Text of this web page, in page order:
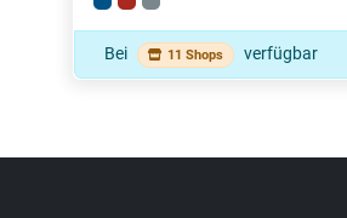
Bei 11 Shops verfügbar